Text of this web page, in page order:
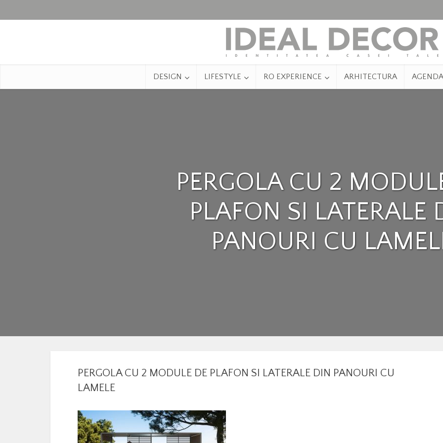
DESIGN LIFESTYLE RO EXPERIENCE ARHITECTURA AGENDA
PERGOLA CU 2
PLAFON SI LATERALE
PANOURI CU
PERGOLA CU 2 MODULE DE PLAFON SI LATERALE DIN PANOURI CU
LAMELE